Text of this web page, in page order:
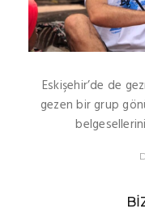
Eskişehir’de de
gezen bir grup